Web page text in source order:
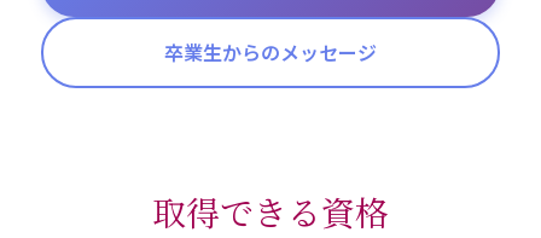
卒業生からのメッセージ
取得できる資格